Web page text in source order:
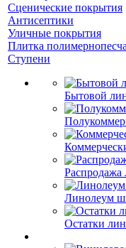
Сценические покрытия
Антисептики
Уличные покрытия
Плитка
Ступени
Бытовой
Распродажа
Линолеум
Остатки